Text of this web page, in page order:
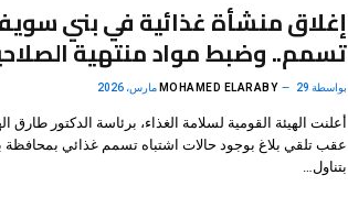
إغلاق منشأة غذائية في بني
تسمم.. وضبط مواد منتهية
بواسطة MOHAMED ELARABY 29 مارس، 2026
أعلنت الهيئة القومية لسلامة الغذاء، برئاسة الدكتور طارق
عقب تلقي بلاغ بوجود حالات اشتباه تسمم غذائي بمحافظة
بتناول…